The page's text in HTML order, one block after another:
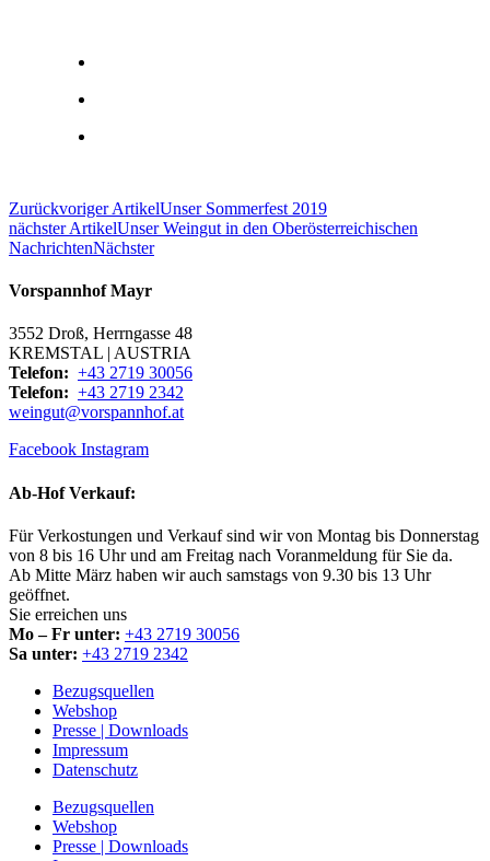
Zurückvoriger ArtikelUnser Sommerfest 2019
nächster ArtikelUnser Weingut in den Oberösterreichischen
NachrichtenNächster
Vorspannhof Mayr
3552 Droß, Herrngasse 48
KREMSTAL | AUSTRIA
Telefon: +43 2719 30056
Telefon: +43 2719 2342
weingut@vorspannhof.at
Facebook Instagram
Ab-Hof Verkauf:
Für Verkostungen und Verkauf sind wir von Montag bis Donnerstag
von 8 bis 16 Uhr und am Freitag nach Voranmeldung für Sie da.
Ab Mitte März haben wir auch samstags von 9.30 bis 13 Uhr
geöffnet.
Sie erreichen uns
Mo – Fr unter: +43 2719 30056
Sa unter: +43 2719 2342
Bezugsquellen
Webshop
Presse | Downloads
Impressum
Datenschutz
Bezugsquellen
Webshop
Presse | Downloads